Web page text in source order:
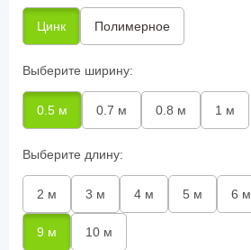
Цинк Полимерное
Выберите ширину:
0.5 м 0.7 м 0.8 м 1 м
Выберите длину:
2 м 3 м 4 м 5 м 6 м
9 м 10 м